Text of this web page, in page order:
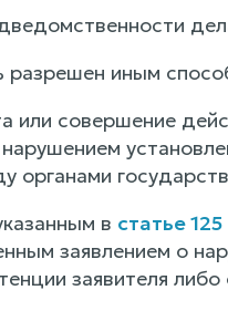
разрешен иным
или совершение
органами
в статье 125
заявлением о
заявителя